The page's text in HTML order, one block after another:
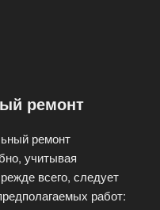
ремонт
ремонт
учитывая
всего, следует
работ: